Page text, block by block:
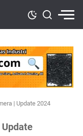
| Update 2024